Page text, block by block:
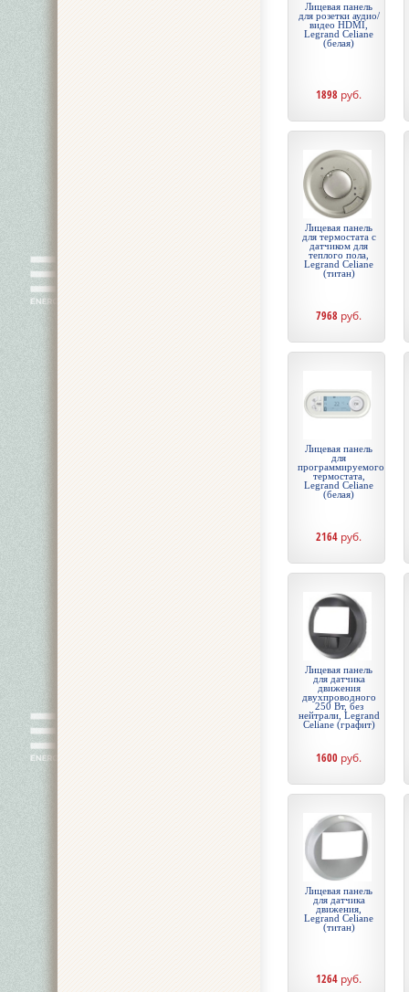
Лицевая панель
для розетки аудио/
видео HDMI,
Legrand Celiane
(белая)
1898 руб.
Лицевая панель
для термостата с
датчиком для
теплого пола,
Legrand Celiane
(титан)
7968 руб.
Лицевая панель
для
программируемого
термостата,
Legrand Celiane
(белая)
2164 руб.
Лицевая панель
для датчика
движения
двухпроводного
250 Вт, без
нейтрали, Legrand
Celiane (графит)
1600 руб.
Лицевая панель
для датчика
движения,
Legrand Celiane
(титан)
1264 руб.